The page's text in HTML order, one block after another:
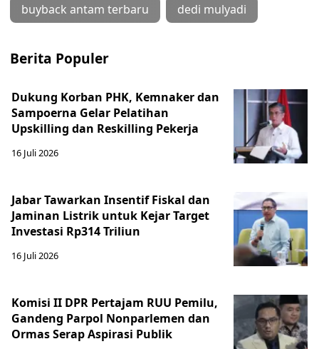
buyback antam terbaru dedi mulyadi
Berita Populer
Dukung Korban PHK, Kemnaker dan
Sampoerna Gelar Pelatihan
Upskilling dan Reskilling Pekerja
16 Juli 2026
Jabar Tawarkan Insentif Fiskal dan
Jaminan Listrik untuk Kejar Target
Investasi Rp314 Triliun
16 Juli 2026
Komisi II DPR Pertajam RUU Pemilu,
Gandeng Parpol Nonparlemen dan
Ormas Serap Aspirasi Publik